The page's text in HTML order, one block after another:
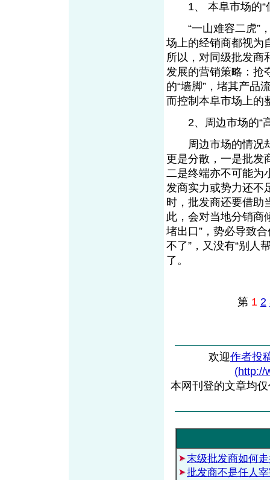
1、 本阜市场的“
“一山难容二虎”，
场上的经销商都视为
所以，对同级批发商
发展的营销策略：抢
的“墙脚”，堵其产品
而控制本阜市场上
2、周边市场的“高
周边市场的情况却
更是分散，一是批发
二是终端亦不可能为
发商实力或势力还不
时，批发商还要借助
此，会对当地分销商
堵出口”，势必导致
不了”，又没有“别人
了。
第 1 2
欢迎作者投
(http://
本网刊登的文章均
末级批发商如何
批发商不是任人